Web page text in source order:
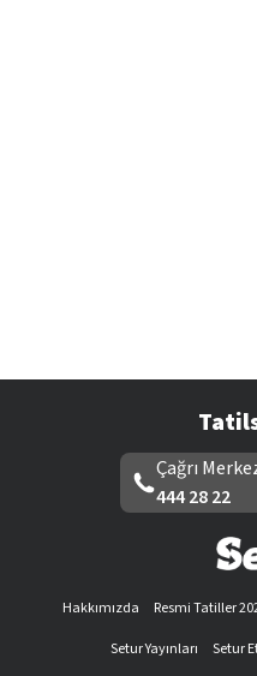
Çağrı
444 28 22
Hakkımızda Resmi Tatiller
Setur Yayınları
Setur